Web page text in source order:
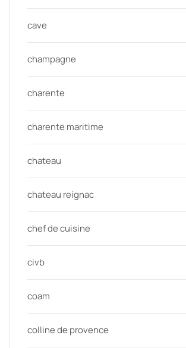
cave
champagne
charente
charente maritime
chateau
chateau reignac
chef de cuisine
civb
coam
colline de provence